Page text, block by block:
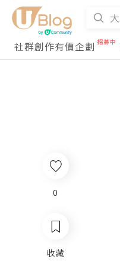
社群創作有價企劃
0
收藏